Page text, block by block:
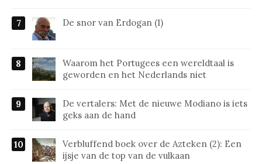
De snor van Erdogan (1)
Waarom het Portugees een wereldtaal is
geworden en het Nederlands niet
De vertalers: Met de nieuwe Modiano is iets
geks aan de hand
Verbluffend boek over de Azteken (2): Een
ijsje van de top van de vulkaan